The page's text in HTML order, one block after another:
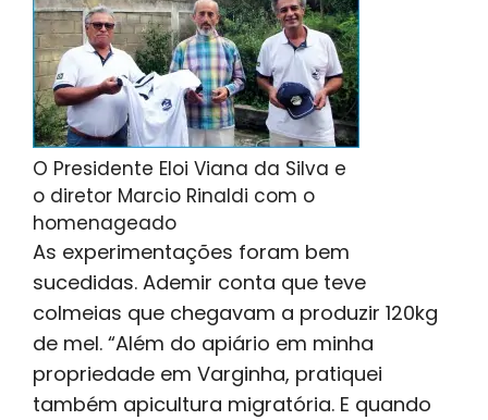
O Presidente Eloi Viana da Silva e
o diretor Marcio Rinaldi com o
homenageado
As experimentações foram bem
sucedidas. Ademir conta que teve
colmeias que chegavam a produzir 120kg
de mel. “Além do apiário em minha
propriedade em Varginha, pratiquei
também apicultura migratória. E quando